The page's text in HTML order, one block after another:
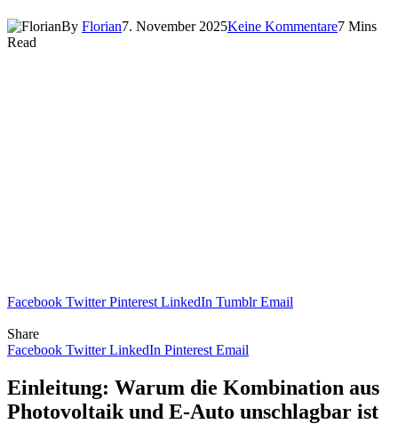
By Florian7. November 2025Keine Kommentare7 Mins
Read
Facebook Twitter Pinterest LinkedIn Tumblr Email
Share
Facebook Twitter LinkedIn Pinterest Email
Einleitung: Warum die Kombination aus
Photovoltaik und E-Auto unschlagbar ist